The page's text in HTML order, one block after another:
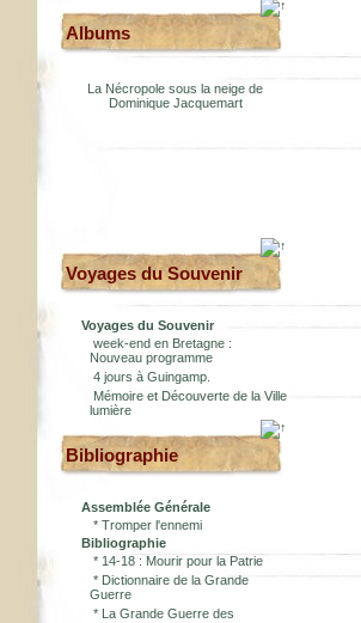
Albums
La Nécropole sous la neige de
Dominique Jacquemart
Voyages du Souvenir
Voyages du Souvenir
week-end en Bretagne :
Nouveau programme
4 jours à Guingamp.
Mémoire et Découverte de la Ville
lumière
Bibliographie
Assemblée Générale
* Tromper l'ennemi
Bibliographie
* 14-18 : Mourir pour la Patrie
* Dictionnaire de la Grande
Guerre
* La Grande Guerre des